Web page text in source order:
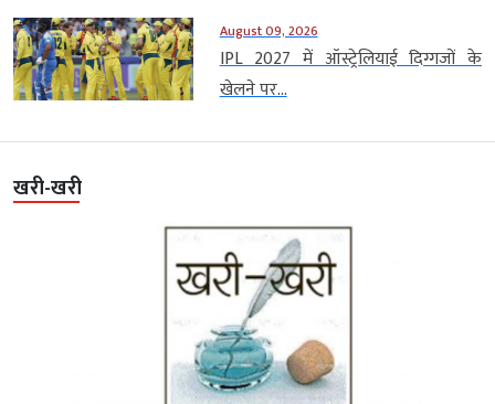
August 09, 2026
IPL 2027 में ऑस्ट्रेलियाई दिग्गजों के
खेलने पर...
खरी-खरी